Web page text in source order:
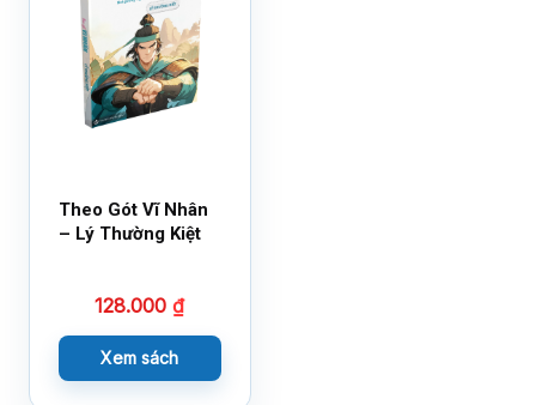
Theo Gót Vĩ Nhân
– Lý Thường Kiệt
128.000₫
Xem sách